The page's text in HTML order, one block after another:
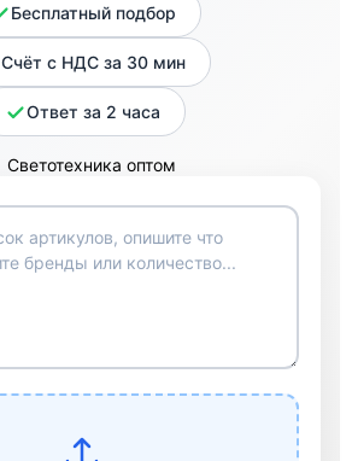
Бесплатный подбор
Счёт с НДС за 30 мин
Ответ за 2 часа